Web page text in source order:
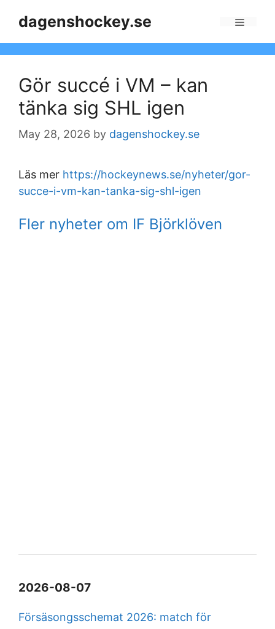
dagenshockey.se
Gör succé i VM – kan
tänka sig SHL igen
May 28, 2026 by dagenshockey.se
Läs mer https://hockeynews.se/nyheter/gor-
succe-i-vm-kan-tanka-sig-shl-igen
Fler nyheter om IF Björklöven
2026-08-07
Försäsongsschemat 2026: match för